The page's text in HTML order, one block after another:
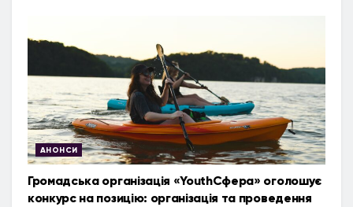
АНОНСИ
Громадська організація «YouthСфера» оголошує
конкурс на позицію: організація та проведення